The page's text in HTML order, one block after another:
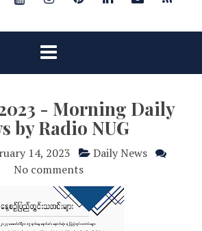
- Morning Daily
by Radio NUG
14, 2023
Daily News
No comments